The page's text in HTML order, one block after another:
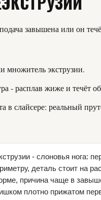
завышена или он
экструзии.
- расплав жиже и течёт
в слайсере: реальный
- слоновья нога:
деталь стоит на
причина чаще в
плотно прижатом